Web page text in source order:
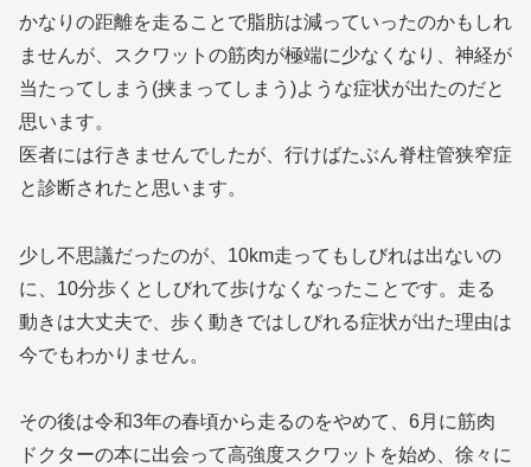
かなりの距離を走ることで脂肪は減っていったのかもしれ
ませんが、スクワットの筋肉が極端に少なくなり、神経が
当たってしまう(挟まってしまう)ような症状が出たのだと
思います。
医者には行きませんでしたが、行けばたぶん脊柱管狭窄症
と診断されたと思います。
少し不思議だったのが、10km走ってもしびれは出ないの
に、10分歩くとしびれて歩けなくなったことです。走る
動きは大丈夫で、歩く動きではしびれる症状が出た理由は
今でもわかりません。
その後は令和3年の春頃から走るのをやめて、6月に筋肉
ドクターの本に出会って高強度スクワットを始め、徐々に